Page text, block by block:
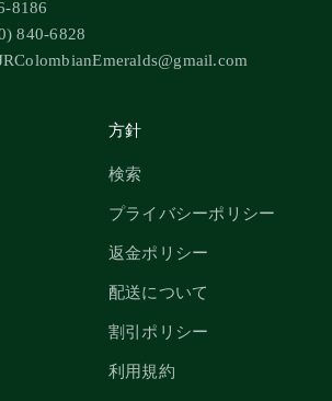
8186
840-6828
方針
検索
プライバシーポリシー
返金ポリシー
配送について
割引ポリシー
利用規約